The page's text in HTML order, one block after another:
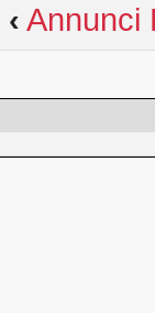
‹ Annunci